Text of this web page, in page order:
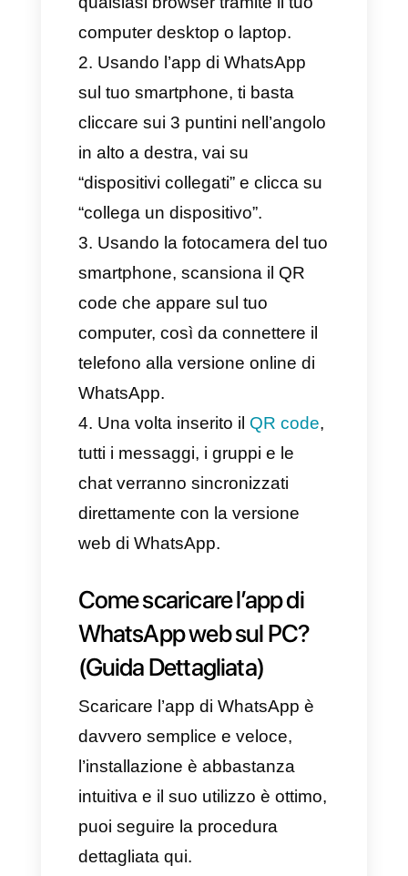
seguirci perché ti mostreremo
come aprire l’app in modo
semplice e intuitivo.
Come aprire WhatsApp
Web dal browser? (Guida
Dettagliata)
Per prima cosa, devi andare
suweb.whatsapp.com da
qualsiasi browser tramite il tuo
computer desktop o laptop.
Usando l’app di WhatsApp
sul tuo smartphone, ti basta
cliccare sui 3 puntini nell’angolo
in alto a destra, vai su
“collega un dispositivo”.
Usando la fotocamera del tuo
code che appare sul tuo
computer, così da connettere il
telefono alla versione online di
WhatsApp.